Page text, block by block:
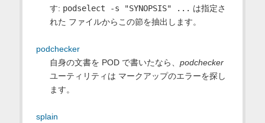
す: podselect -s "SYNOPSIS" ... は指定さ
れた ファイルからこの節を抽出します。
podchecker
自身の文書を POD で書いたなら、 podchecker
ユーティリティは マークアップのエラーを探し
ます。
splain